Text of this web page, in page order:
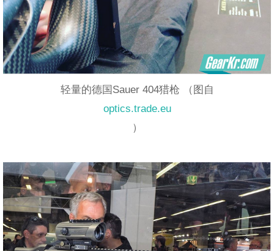
轻量的德国Sauer 404猎枪 （图自
optics.trade.eu
）